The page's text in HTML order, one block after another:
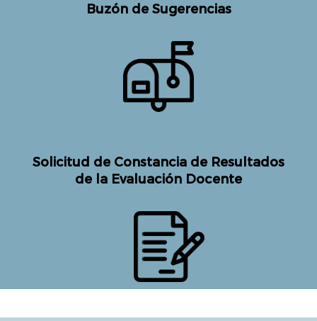
Buzón de Sugerencias
Solicitud de Constancia de Resultados
de la Evaluación Docente